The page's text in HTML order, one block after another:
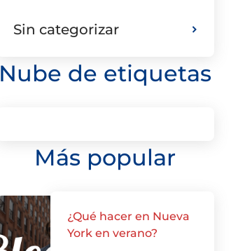
Sin categorizar
Nube de etiquetas
Más popular
¿Qué hacer en Nueva
York en verano?